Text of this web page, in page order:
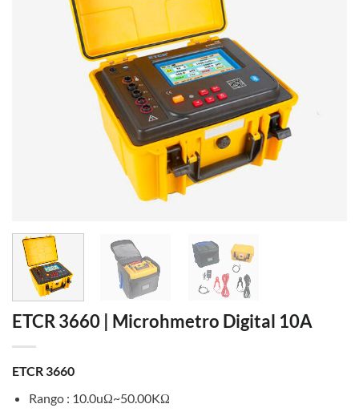
ETCR 3660 | Microhmetro Digital 10A
ETCR 3660
Rango : 10.0uΩ~50.00KΩ